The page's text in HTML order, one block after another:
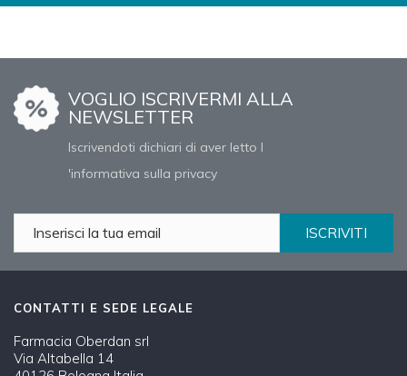
VOGLIO ISCRIVERMI ALLA
NEWSLETTER
Iscrivendoti dichiari di aver letto l
'informativa sulla privacy
ISCRIVITI
CONTATTI E SEDE LEGALE
Farmacia Oberdan srl
Via Altabella 14